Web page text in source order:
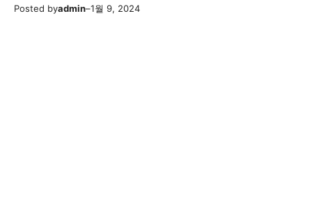
Posted byadmin–1월 9, 2024